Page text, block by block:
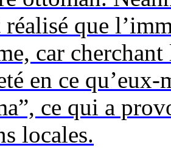
réalisé que
car cherchant
en ce
”, ce qui a
locales.